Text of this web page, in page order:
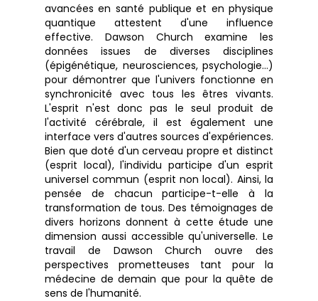
avancées en santé publique et en physique
quantique attestent d'une influence
effective. Dawson Church examine les
données issues de diverses disciplines
(épigénétique, neurosciences, psychologie…)
pour démontrer que l'univers fonctionne en
synchronicité avec tous les êtres vivants.
L'esprit n'est donc pas le seul produit de
l'activité cérébrale, il est également une
interface vers d'autres sources d'expériences.
Bien que doté d'un cerveau propre et distinct
(esprit local), l'individu participe d'un esprit
universel commun (esprit non local). Ainsi, la
pensée de chacun participe-t-elle à la
transformation de tous. Des témoignages de
divers horizons donnent à cette étude une
dimension aussi accessible qu'universelle. Le
travail de Dawson Church ouvre des
perspectives prometteuses tant pour la
médecine de demain que pour la quête de
sens de l'humanité.